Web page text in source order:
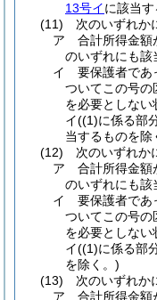
13号イに該当
(11)
次のいずれ
ア
合計所得金額
のいずれにも該
イ
要保護者であ
ついてこの号の
を必要としな
イ((1)に係る部
当するものを除
(12)
次のいずれ
ア
合計所得金額
のいずれにも該
イ
要保護者であ
ついてこの号の
を必要としな
イ((1)に係る部
を除く。)
(13)
次のいずれ
ア
合計所得金額